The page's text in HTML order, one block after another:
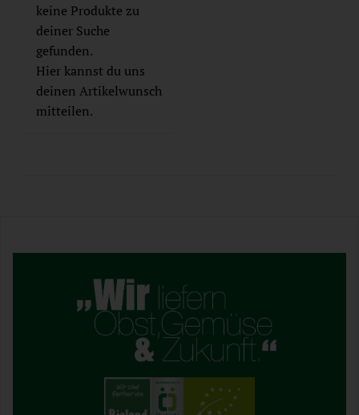
keine Produkte zu
deiner Suche
gefunden.
Hier kannst du uns
deinen Artikelwunsch
mitteilen.